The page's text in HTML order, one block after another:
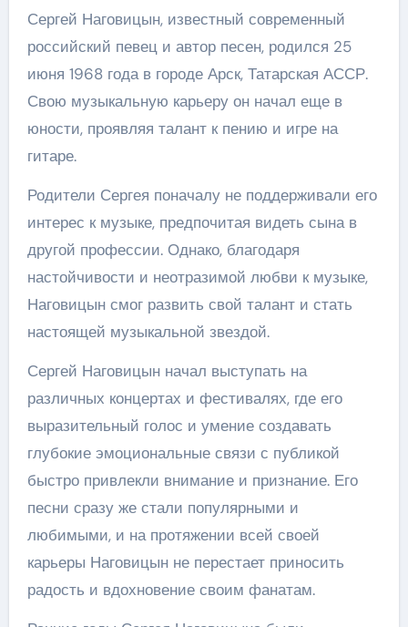
Сергей Наговицын, известный современный
российский певец и автор песен, родился 25
июня 1968 года в городе Арск, Татарская АССР.
Свою музыкальную карьеру он начал еще в
юности, проявляя талант к пению и игре на
гитаре.
Родители Сергея поначалу не поддерживали его
интерес к музыке, предпочитая видеть сына в
другой профессии. Однако, благодаря
настойчивости и неотразимой любви к музыке,
Наговицын смог развить свой талант и стать
настоящей музыкальной звездой.
Сергей Наговицын начал выступать на
различных концертах и фестивалях, где его
выразительный голос и умение создавать
глубокие эмоциональные связи с публикой
быстро привлекли внимание и признание. Его
песни сразу же стали популярными и
любимыми, и на протяжении всей своей
карьеры Наговицын не перестает приносить
радость и вдохновение своим фанатам.